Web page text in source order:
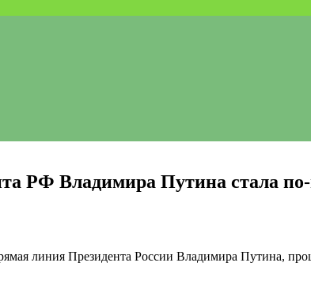
РФ Владимира Путина стала
линия Президента России Владимира Путина,